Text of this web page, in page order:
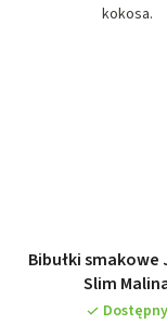
kokosa.
Bibułki smakowe
Slim
Dostępny